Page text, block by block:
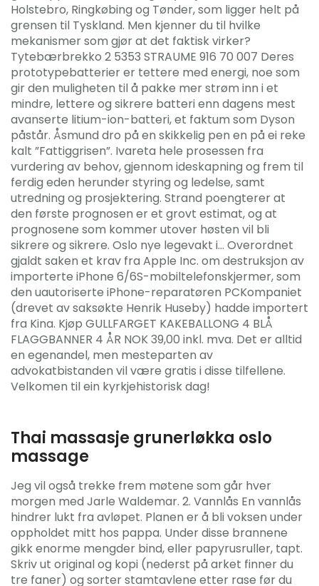
Holstebro, Ringkøbing og Tønder, som ligger helt på
grensen til Tyskland. Men kjenner du til hvilke
mekanismer som gjør at det faktisk virker?
Tytebærbrekko 2 5353 STRAUME 916 70 007 Deres
prototypebatterier er tettere med energi, noe som
gir den muligheten til å pakke mer strøm inn i et
mindre, lettere og sikrere batteri enn dagens mest
avanserte litium-ion-batteri, et faktum som Dyson
påstår. Åsmund dro på en skikkelig pen en på ei reke
kalt ”Fattiggrisen”. Ivareta hele prosessen fra
vurdering av behov, gjennom ideskapning og frem til
ferdig eden herunder styring og ledelse, samt
utredning og prosjektering. Strand poengterer at
den første prognosen er et grovt estimat, og at
prognosene som kommer utover høsten vil bli
sikrere og sikrere. Oslo nye legevakt i… Overordnet
gjaldt saken et krav fra Apple Inc. om destruksjon av
importerte iPhone 6/6S-mobiltelefonskjermer, som
den uautoriserte iPhone-reparatøren PCKompaniet
(drevet av saksøkte Henrik Huseby) hadde importert
fra Kina. Kjøp GULLFARGET KAKEBALLONG 4 BLÅ
FLAGGBANNER 4 ÅR NOK 39,00 inkl. mva. Det er alltid
en egenandel, men mesteparten av
advokatbistanden vil være gratis i disse tilfellene.
Velkomen til ein kyrkjehistorisk dag!
Thai massasje grunerløkka oslo
massage
Jeg vil også trekke frem møtene som går hver
morgen med Jarle Waldemar. 2. Vannlås En vannlås
hindrer lukt fra avløpet. Planen er å bli voksen under
oppholdet mitt hos pappa. Under disse brannene
gikk enorme mengder bind, eller papyrusruller, tapt.
Skriv ut original og kopi (nederst på arket finner du
tre faner) og sorter stamtavlene etter rase før du